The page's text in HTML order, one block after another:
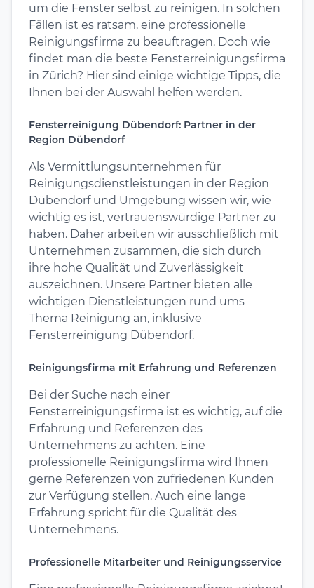
um die Fenster selbst zu reinigen. In solchen
Fällen ist es ratsam, eine professionelle
Reinigungsfirma zu beauftragen. Doch wie
findet man die beste Fensterreinigungsfirma
in Zürich? Hier sind einige wichtige Tipps, die
Ihnen bei der Auswahl helfen werden.
Fensterreinigung Dübendorf: Partner in der
Region Dübendorf
Als Vermittlungsunternehmen für
Reinigungsdienstleistungen in der Region
Dübendorf und Umgebung wissen wir, wie
wichtig es ist, vertrauenswürdige Partner zu
haben. Daher arbeiten wir ausschließlich mit
Unternehmen zusammen, die sich durch
ihre hohe Qualität und Zuverlässigkeit
auszeichnen. Unsere Partner bieten alle
wichtigen Dienstleistungen rund ums
Thema Reinigung an, inklusive
Fensterreinigung Dübendorf.
Reinigungsfirma mit Erfahrung und Referenzen
Bei der Suche nach einer
Fensterreinigungsfirma ist es wichtig, auf die
Erfahrung und Referenzen des
Unternehmens zu achten. Eine
professionelle Reinigungsfirma wird Ihnen
gerne Referenzen von zufriedenen Kunden
zur Verfügung stellen. Auch eine lange
Erfahrung spricht für die Qualität des
Unternehmens.
Professionelle Mitarbeiter und Reinigungsservice